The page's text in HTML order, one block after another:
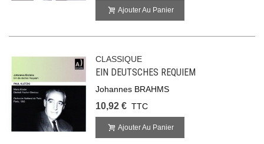
Ajouter Au Panier
CLASSIQUE
EIN DEUTSCHES REQUIEM
Johannes BRAHMS
10,92 € TTC
Ajouter Au Panier